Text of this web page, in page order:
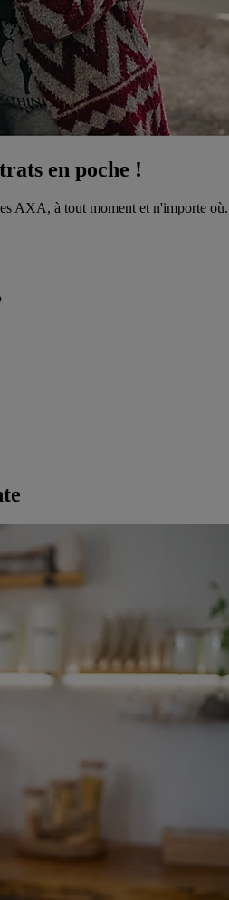
en poche !
AXA, à tout moment et n'importe où.